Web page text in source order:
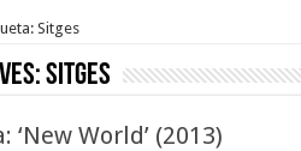
Sitges
Sitges
‘New World’ (2013)